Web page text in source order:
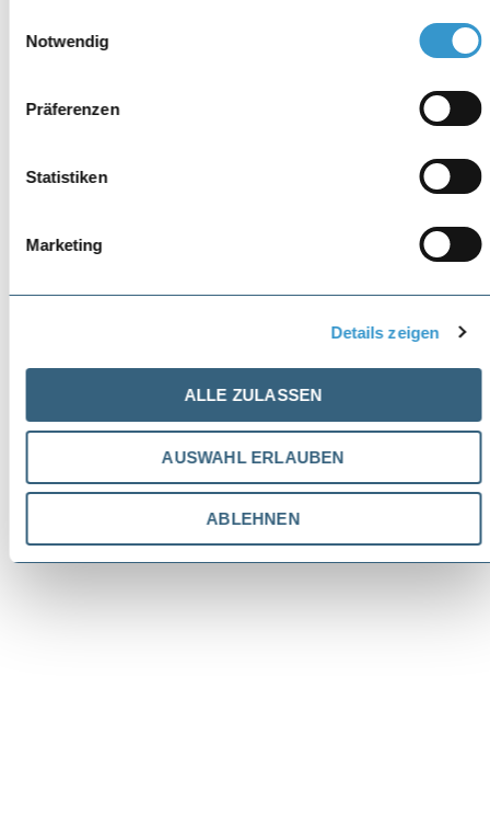
Notwendig
Präferenzen
Statistiken
Marketing
Details zeigen
ALLE ZULASSEN
AUSWAHL ERLAUBEN
ABLEHNEN